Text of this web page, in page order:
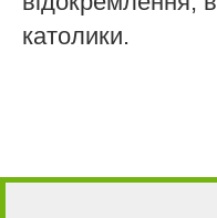
католики.